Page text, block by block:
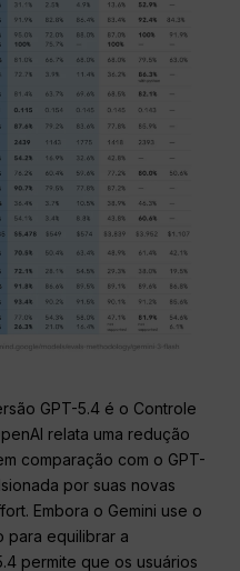
GPT-5.4 é o Controle
relata uma redução
comparação com o GPT-
por suas novas
Embora o Gemini use o
para equilibrar a
permite que os usuários